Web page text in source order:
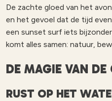
De zachte gloed van het
en het gevoel dat de tijd
een sunset surf iets
komt alles samen: natuur,
DE MAGIE VAN
RUST OP HET